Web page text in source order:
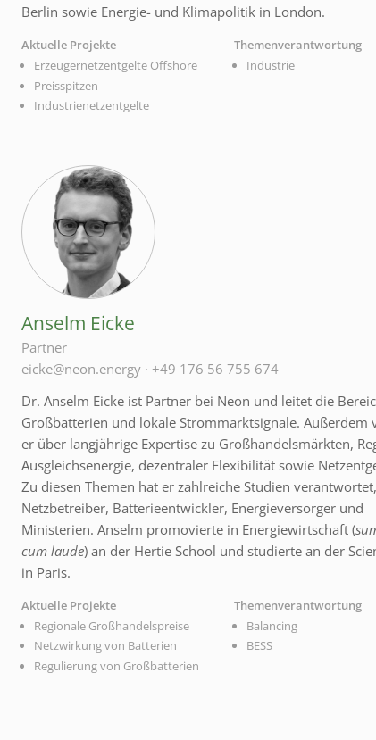
Berlin sowie Energie- und Klimapolitik in London.
Aktuelle Projekte
Erzeugernetzentgelte Offshore
Preisspitzen
Industrienetzentgelte
Themenverantwortung
Industrie
Anselm Eicke
Partner
eicke@neon.energy· +49 176 56 755 674
Dr. Anselm Eicke ist Partner bei Neon und leitet die
Großbatterien und lokale Strommarktsignale. Außerdem
er über langjährige Expertise zu Großhandelsmärkten,
Ausgleichsenergie, dezentraler Flexibilität sowie
Zu diesen Themen hat er zahlreiche Studien
Netzbetreiber, Batterieentwickler, Energieversorger und
Ministerien. Anselm promovierte in Energiewirtschaft (
cum laude) an der Hertie School und studierte an der
in Paris.
Aktuelle Projekte
Regionale Großhandelspreise
Netzwirkung von Batterien
Regulierung von Großbatterien
Themenverantwortung
Balancing
BESS